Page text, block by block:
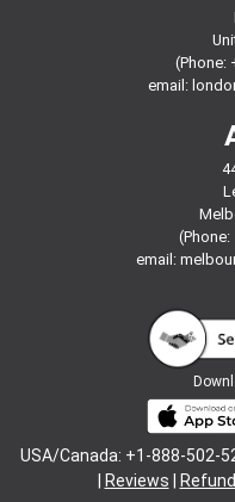
(Phone:
email:
(Phone:
email:
USA/Canada: +1-888-502-
Reviews